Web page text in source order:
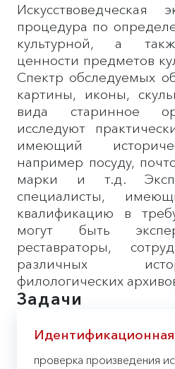
Искусствоведческая
процедура по
культурной, а
ценности предметов
Спектр обследуемых
картины, иконы,
вида старинное
исследуют
имеющий
например посуду,
марки и т.д.
специалисты,
квалификацию в
могут быть
реставраторы,
различных
филологических
Задачи
Идентификационная
проверка произведения